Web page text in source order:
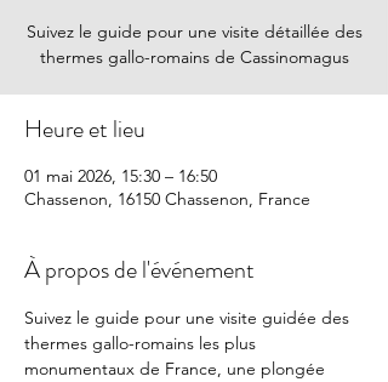
Suivez le guide pour une visite détaillée des
thermes gallo-romains de Cassinomagus
Heure et lieu
01 mai 2026, 15:30 – 16:50
Chassenon, 16150 Chassenon, France
À propos de l'événement
Suivez le guide pour une visite guidée des
thermes gallo-romains les plus
monumentaux de France, une plongée